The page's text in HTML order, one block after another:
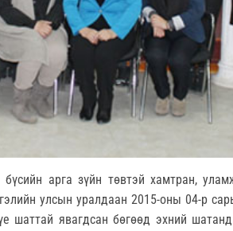
бүсийн арга зүйн төвтэй хамтран,
улсын уралдаан 2015-оны 04-р
шаттай явагдсан бөгөөд эхний